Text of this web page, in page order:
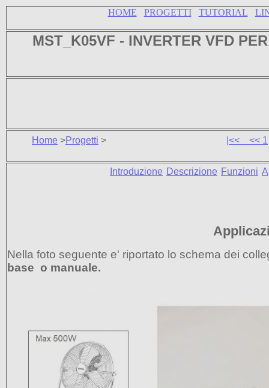
HOME PROGETTI TUTORIAL
MST_K05VF - INVERTER VFD
Home >Progetti > |<< << 1
Introduzione Descrizione Funzioni
Nella foto seguente e' riportato lo schema dei
base o manuale.